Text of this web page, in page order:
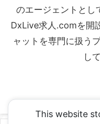
のエージェントとし
DxLive求人.comを開
ャットを専門に扱う
し
This website